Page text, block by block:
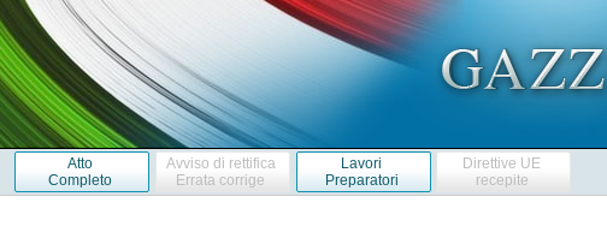
Atto
Completo
Avviso di rettifica
Errata corrige
Lavori
Preparatori
Direttive UE
recepite